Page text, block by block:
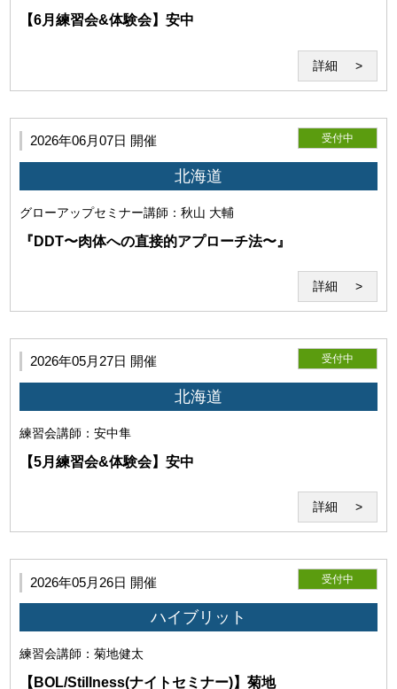
当研究所は、本サービス利用時にコンピューターウイルス感
等の損害と、 また本サービスに使用するソフト、配信ファイ
ルにより、セミナー中、セミナー外の使用で発生したいかな
利用者は当研究所に対して、受講時の画像、動画、音声等の
著作物（以下「受講記録」という）の全部又は一部につき、
当研究所および関連事業の広報・業績・紹介目的での自由か
つ無償の利用を非独占的に許諾します。
所は、著作者たる利用者の氏名の表示を省略するとともに、利用
目的に必要な範囲において編集、改変、修正等をすることができ
【6月練習会&体験会】安中
詳細
2026年06月07日 開催 受付中
北海道
グローアップセミナー講師：秋山 大輔
『DDT〜肉体への直接的アプローチ法〜』
詳細
2026年05月27日 開催 受付中
北海道
練習会講師：安中隼
【5月練習会&体験会】安中
詳細
2026年05月26日 開催 受付中
ハイブリット
練習会講師：菊地健太
【BOL/Stillness(ナイトセミナー)】菊地